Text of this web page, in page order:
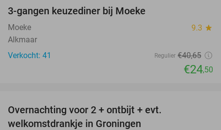
3-gangen keuzediner bij Moeke
Moeke 9.3 star
Alkmaar
Verkocht: 41
Regulier €40,65
€24,50
Overnachting voor 2 + ontbijt + evt.
welkomstdrankje in Groningen